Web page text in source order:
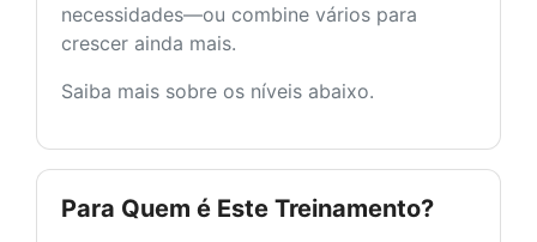
necessidades—ou combine vários para
crescer ainda mais.
Saiba mais sobre os níveis abaixo.
Para Quem é Este Treinamento?